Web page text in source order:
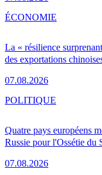
La « résilience
des exportations
07.08.2026
ÉCONOMIE
Quatre pays européens
Russie pour l'Ossétie du
07.08.2026
POLITIQUE